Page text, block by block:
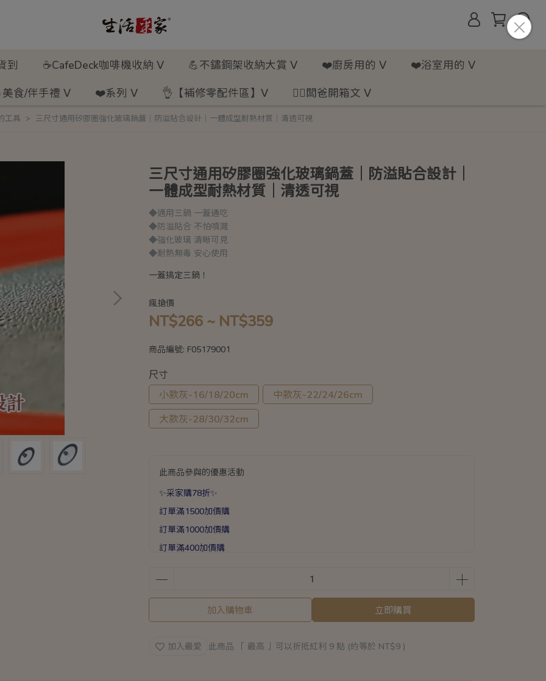
到 ☕CafeDeck咖啡機收納 ᐯ 💪不鏽鋼架收納大賞 ᐯ ❤️廚房用的 ᐯ ❤️浴室用的 ᐯ
美食/伴手禮 ᐯ ❤️系列 ᐯ 👌【補修零配件區】ᐯ 💁‍♂️闆爸開箱文 ᐯ
工具 三尺寸通用矽膠圈強化玻璃鍋蓋｜防溢貼合設計｜一體成型耐熱材質｜清透可視
三尺寸通用矽膠圈強化玻璃鍋蓋｜防溢貼合設計｜
一體成型耐熱材質｜清透可視
◆適用三鍋 一蓋通吃
◆防溢貼合 不怕噴濺
◆強化玻璃 清晰可見
◆耐熱無毒 安心使用
一蓋搞定三鍋！
瘋搶價
NT$266 ~ NT$359
商品編號: F05179001
尺寸
小款灰-16/18/20cm
中款灰-22/24/26cm
大款灰-28/30/32cm
此商品參與的優惠活動
✨采家購78折✨
訂單滿1500加價購
訂單滿1000加價購
訂單滿400加價購
加入購物車 立即購買
加入最愛 此商品 「 最高 」可以折抵紅利 9 點 (約等於 NT$9 )